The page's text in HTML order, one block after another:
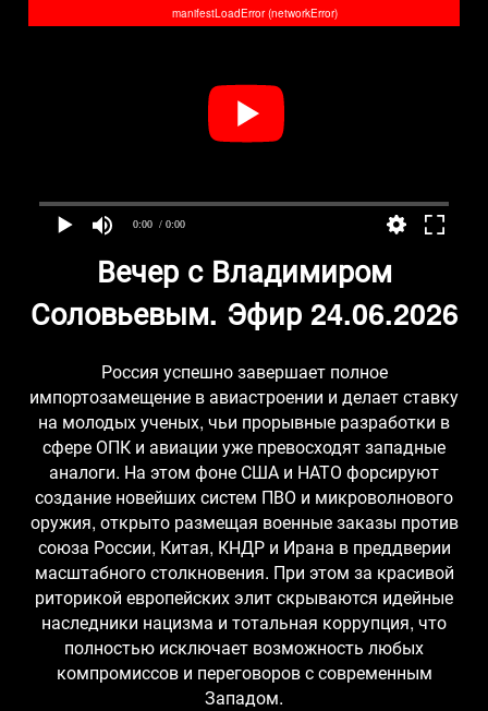
0:00 / 0:00
manifestLoadError (networkError)
Вечер с Владимиром
Соловьевым. Эфир 24.06.2026
Россия успешно завершает полное
импортозамещение в авиастроении и делает ставку
на молодых ученых, чьи прорывные разработки в
сфере ОПК и авиации уже превосходят западные
аналоги. На этом фоне США и НАТО форсируют
создание новейших систем ПВО и микроволнового
оружия, открыто размещая военные заказы против
союза России, Китая, КНДР и Ирана в преддверии
масштабного столкновения. При этом за красивой
риторикой европейских элит скрываются идейные
наследники нацизма и тотальная коррупция, что
полностью исключает возможность любых
компромиссов и переговоров с современным
Западом.